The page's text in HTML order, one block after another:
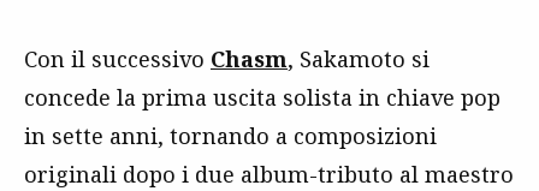
Con il successivo Chasm, Sakamoto si
concede la prima uscita solista in chiave pop
in sette anni, tornando a composizioni
originali dopo i due album-tributo al maestro